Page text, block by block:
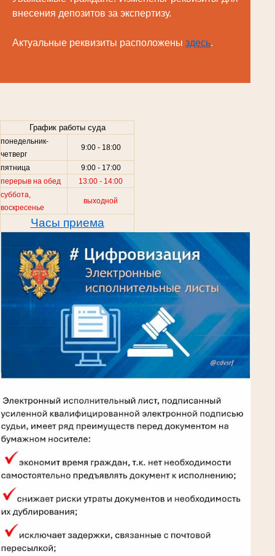
внесения депозитов за экспертизу.
Актуальные реквизиты расположеныздесь.
График работы суда
понедельник-
четверг
9:00 - 18:00
пятница
9:00 - 17:00
перерыв на обед
13:00 - 14:00
суббота,
воскресенье
выходной
Часы приема